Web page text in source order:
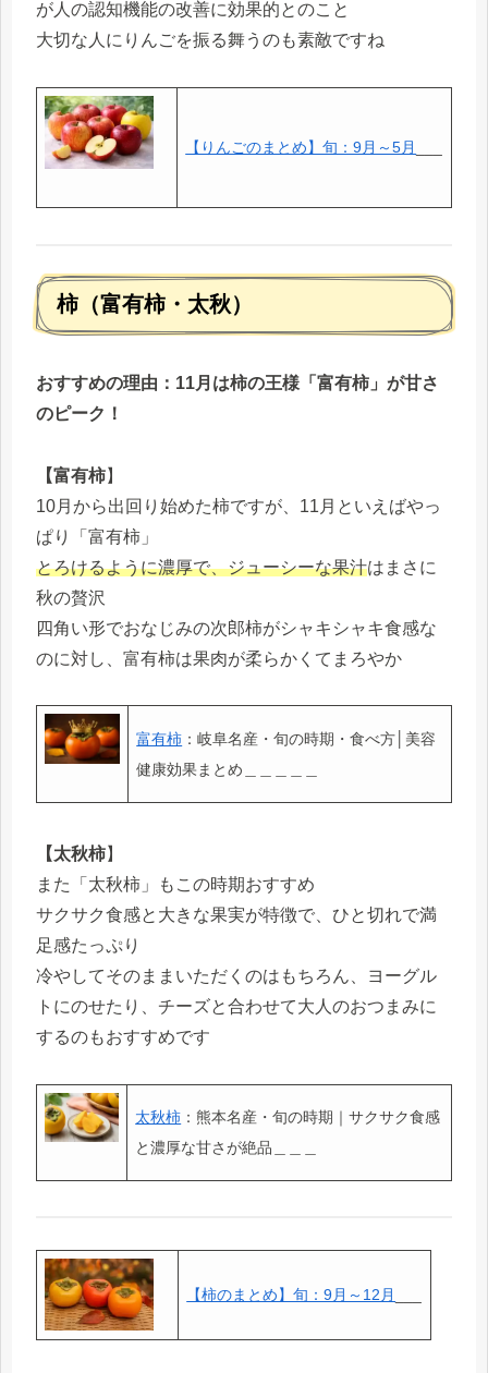
が人の認知機能の改善に効果的とのこと
大切な人にりんごを振る舞うのも素敵ですね
【りんごのまとめ】旬：9月～5月
柿（富有柿・太秋）
おすすめの理由：11月は柿の王様「富有柿」が甘さ
のピーク！
【富有柿】
10月から出回り始めた柿ですが、11月といえばやっ
ぱり「富有柿」
とろけるように濃厚で、ジューシーな果汁はまさに
秋の贅沢
四角い形でおなじみの次郎柿がシャキシャキ食感な
のに対し、富有柿は果肉が柔らかくてまろやか
富有柿 ：岐阜名産・旬の時期・食べ方│美容
健康効果まとめ＿＿＿＿＿
【太秋柿】
また「太秋柿」もこの時期おすすめ
サクサク食感と大きな果実が特徴で、ひと切れで満
足感たっぷり
冷やしてそのままいただくのはもちろん、ヨーグル
トにのせたり、チーズと合わせて大人のおつまみに
するのもおすすめです
太秋柿 ：熊本名産・旬の時期｜サクサク食感
と濃厚な甘さが絶品＿＿＿
【柿のまとめ】旬：9月～12月